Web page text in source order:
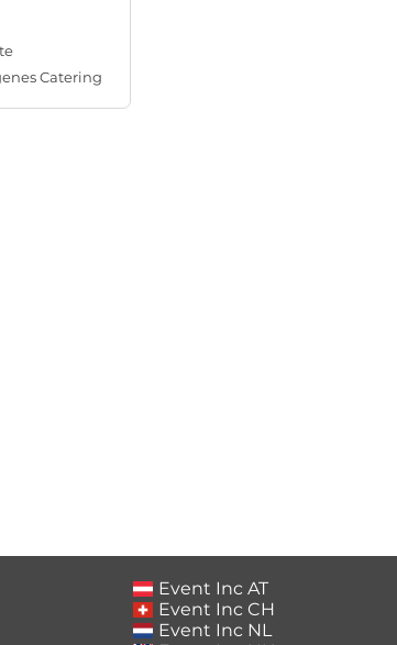
Catering
Event Inc AT
Event Inc CH
Event Inc NL